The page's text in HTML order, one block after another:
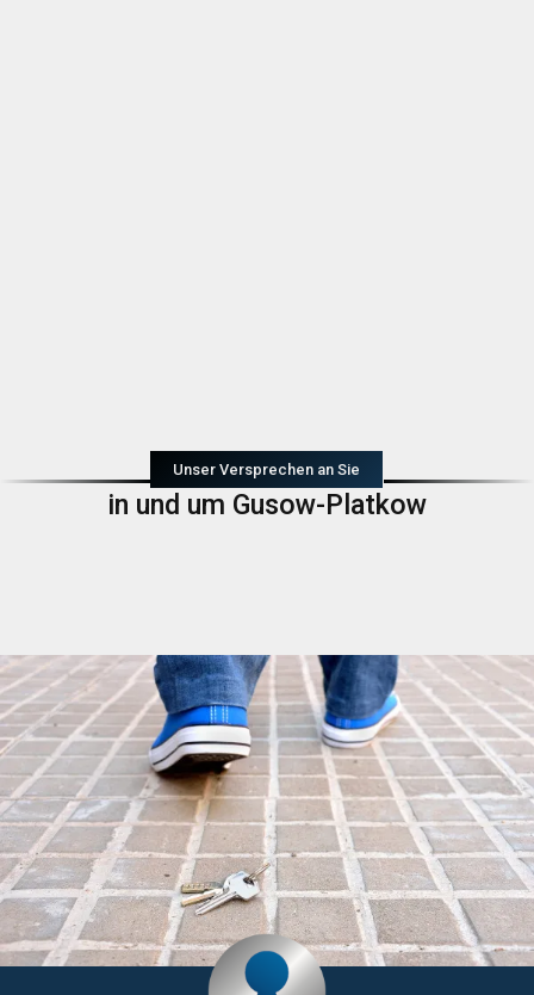
Unser Versprechen an Sie
in und um Gusow-Platkow